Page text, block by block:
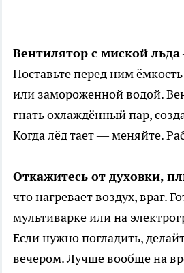
Вентилятор с миской льда
Поставьте перед ним
или замороженной водой.
гнать охлаждённый пар,
Когда лёд тает — меняйте.
Откажитесь от духовки,
что нагревает воздух, враг.
мультиварке или на
Если нужно погладить,
вечером. Лучше вообще на